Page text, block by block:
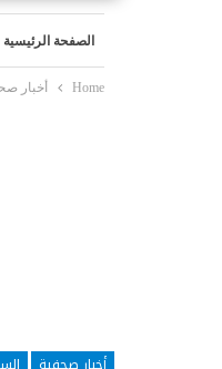
الصفحة الرئيسية
Home أخبار